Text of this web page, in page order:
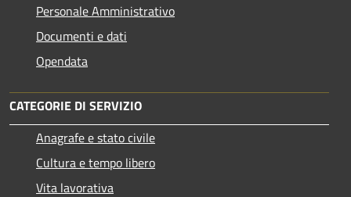
Personale Amministrativo
Documenti e dati
Opendata
CATEGORIE DI SERVIZIO
Anagrafe e stato civile
Cultura e tempo libero
Vita lavorativa